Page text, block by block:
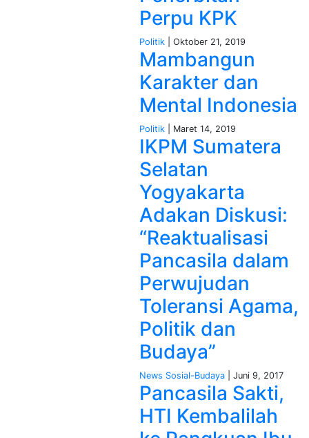
Perpu KPK
Politik| Oktober 21, 2019
Mambangun
Karakter dan
Mental Indonesia
Politik| Maret 14, 2019
IKPM Sumatera
Selatan
Yogyakarta
Adakan Diskusi:
“Reaktualisasi
Pancasila dalam
Perwujudan
Toleransi Agama,
Politik dan
Budaya”
News Sosial-Budaya| Juni 9, 2017
Pancasila Sakti,
HTI Kembalilah